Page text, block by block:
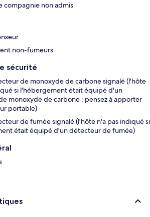
compagnie non admis
non-fumeurs
sécurité
de monoxyde de carbone signalé (l'hôte
si l'hébergement était équipé d'un
monoxyde de carbone ; pensez à apporter
portable)
de fumée signalé (l'hôte n'a pas indiqué si
était équipé d'un détecteur de fumée)